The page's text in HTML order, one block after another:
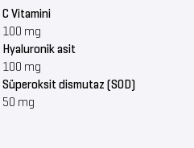
C Vitamini
100 mg
Hyaluronik asit
100 mg
Süperoksit dismutaz (SOD)
50 mg